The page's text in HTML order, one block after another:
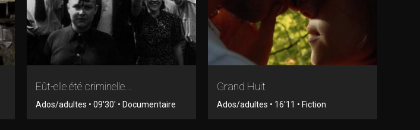
Eût-elle été criminelle...
Ados/adultes • 09'30' • Documentaire
Grand Huit
Ados/adultes • 16'11 • Fiction